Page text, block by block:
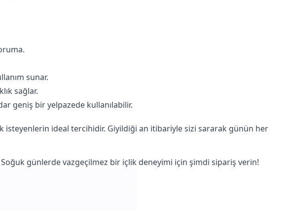
sunar.
sağlar.
geniş bir yelpazede kullanılabilir.
isteyenlerin ideal tercihidir. Giyildiği an itibariyle sizi sararak günün her
Soğuk günlerde vazgeçilmez bir içlik deneyimi için şimdi sipariş verin!